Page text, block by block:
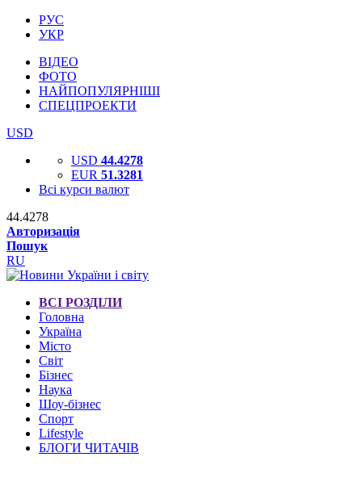
РУС
УКР
ВІДЕО
ФОТО
НАЙПОПУЛЯРНІШІ
СПЕЦПРОЕКТИ
USD
USD 44.4278
EUR 51.3281
Всі курси валют
44.4278
Авторизація
Пошук
RU
ВСІ РОЗДІЛИ
Головна
Україна
Місто
Світ
Бізнес
Наука
Шоу-бізнес
Спорт
Lifestyle
БЛОГИ ЧИТАЧІВ